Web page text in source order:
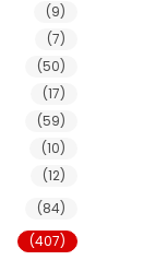
(9)
(7)
(50)
(17)
(59)
(10)
(12)
(84)
(407)